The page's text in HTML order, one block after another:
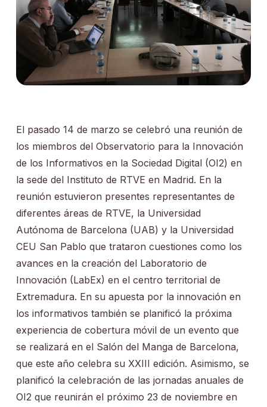
El pasado 14 de marzo se celebró una reunión de
los miembros del Observatorio para la Innovación
de los Informativos en la Sociedad Digital (OI2) en
la sede del Instituto de RTVE en Madrid. En la
reunión estuvieron presentes representantes de
diferentes áreas de RTVE, la Universidad
Autónoma de Barcelona (UAB) y la Universidad
CEU San Pablo que trataron cuestiones como los
avances en la creación del Laboratorio de
Innovación (LabEx) en el centro territorial de
Extremadura. En su apuesta por la innovación en
los informativos también se planificó la próxima
experiencia de cobertura móvil de un evento que
se realizará en el Salón del Manga de Barcelona,
que este año celebra su XXIII edición. Asimismo, se
planificó la celebración de las jornadas anuales de
OI2 que reunirán el próximo 23 de noviembre en